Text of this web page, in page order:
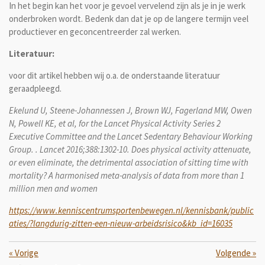
In het begin kan het voor je gevoel vervelend zijn als je in je werk
onderbroken wordt. Bedenk dan dat je op de langere termijn veel
productiever en geconcentreerder zal werken.
Literatuur:
voor dit artikel hebben wij o.a. de onderstaande literatuur
geraadpleegd.
Ekelund U, Steene-Johannessen J, Brown WJ, Fagerland MW, Owen
N, Powell KE, et al, for the Lancet Physical Activity Series 2
Executive Committee and the Lancet Sedentary Behaviour Working
Group. . Lancet 2016;388:1302-10. Does physical activity attenuate,
or even eliminate, the detrimental association of sitting time with
mortality? A harmonised meta-analysis of data from more than 1
million men and women
https://www.kenniscentrumsportenbewegen.nl/kennisbank/public
aties/?langdurig-zitten-een-nieuw-arbeidsrisico&kb_id=16035
« Vorige Volgende »